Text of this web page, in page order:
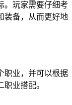
。玩家需要仔细考
装备，从而更好地
职业，并可以根据
业搭配。